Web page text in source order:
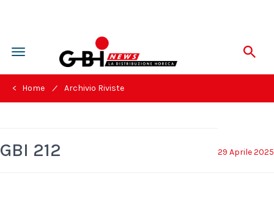
Toggle
navigation
< Home / Archivio Riviste
29 Aprile 2025
GBI 212